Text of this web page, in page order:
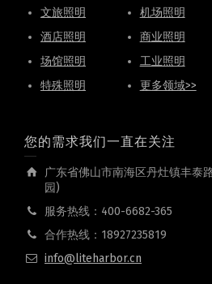
文旅照明
机场照明
酒店照明
商业照明
场馆照明
工业照明
特殊照明
更多领域>>
您的需求我们一直在关注
广东省佛山市南海区丹灶镇丰泰
园)
服务热线：400-6682-365
合作热线：18927235819
info@liteharbor.cn